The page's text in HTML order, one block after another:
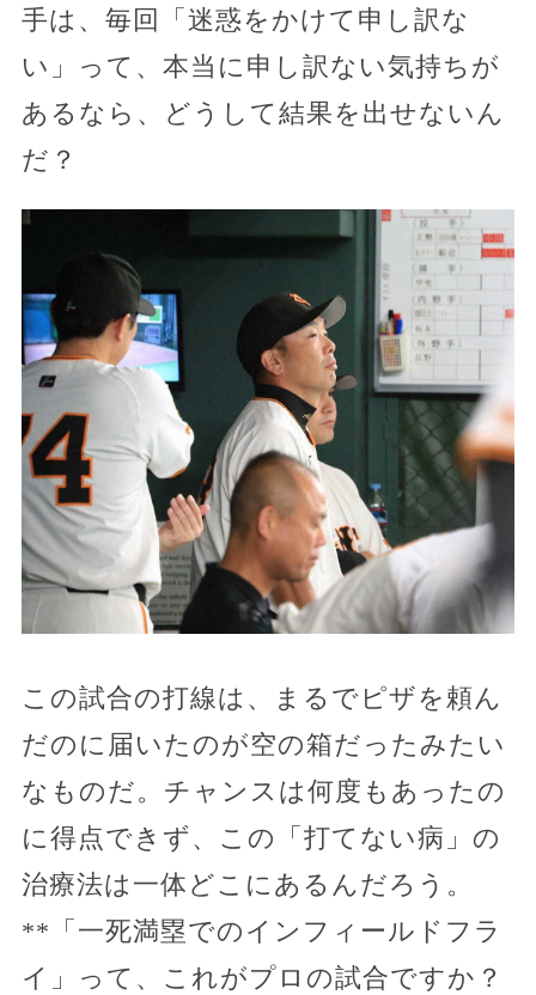
手は、毎回「迷惑をかけて申し訳な
い」って、本当に申し訳ない気持ちが
あるなら、どうして結果を出せないん
だ？
この試合の打線は、まるでピザを頼ん
だのに届いたのが空の箱だったみたい
なものだ。チャンスは何度もあったの
に得点できず、この「打てない病」の
治療法は一体どこにあるんだろう。
**「一死満塁でのインフィールドフラ
イ」って、これがプロの試合ですか？